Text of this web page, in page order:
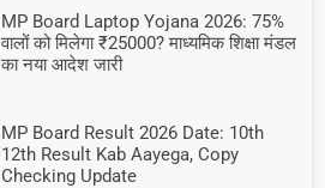
MP Board Laptop Yojana 2026: 75%
वालों को मिलेगा ₹25000? माध्यमिक शिक्षा मंडल
का नया आदेश जारी
MP Board Result 2026 Date: 10th
12th Result Kab Aayega, Copy
Checking Update